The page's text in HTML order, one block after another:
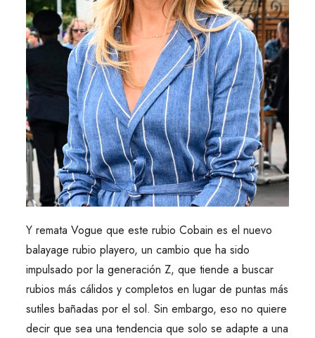
Y remata Vogue que este rubio Cobain es el nuevo
balayage rubio playero, un cambio que ha sido
impulsado por la generación Z, que tiende a buscar
rubios más cálidos y completos en lugar de puntas más
sutiles bañadas por el sol. Sin embargo, eso no quiere
decir que sea una tendencia que solo se adapte a una